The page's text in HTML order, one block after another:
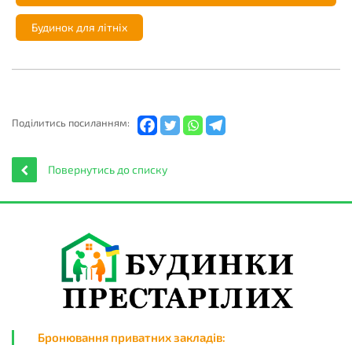
Будинок для літніх
Подiлитись посиланням:
Повернутись до списку
Бронювання приватних закладів: